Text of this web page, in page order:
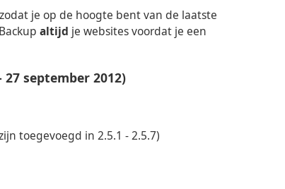
zodat je op de hoogte bent van de laatste
altijd je websites voordat je een
september 2012)
toegevoegd in 2.5.1 - 2.5.7)